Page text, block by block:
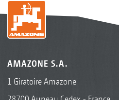
AMAZONE S.A.
1 Giratoire Amazone